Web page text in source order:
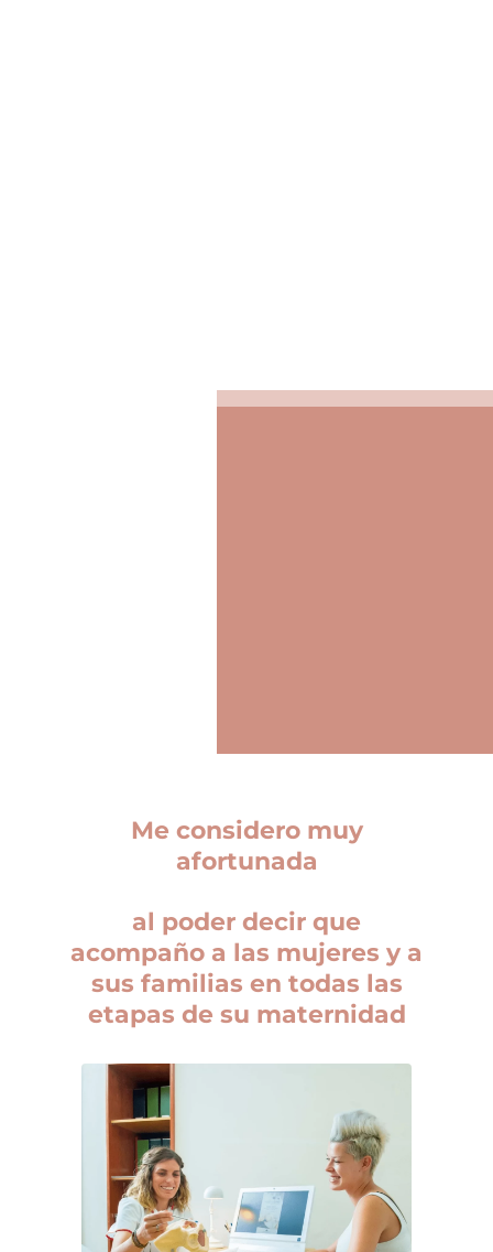
Me considero muy
afortunada
al poder decir que
acompaño a las mujeres y a
sus familias en todas las
etapas de su maternidad